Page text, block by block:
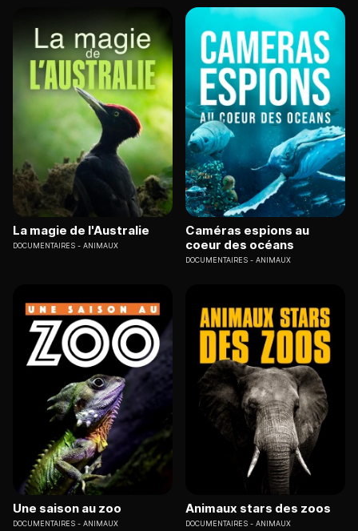
La magie de l'Australie
DOCUMENTAIRES ANIMAUX
Caméras espions au
coeur des océans
DOCUMENTAIRES ANIMAUX
Une saison au zoo
DOCUMENTAIRES ANIMAUX
Animaux stars des zoos
DOCUMENTAIRES ANIMAUX